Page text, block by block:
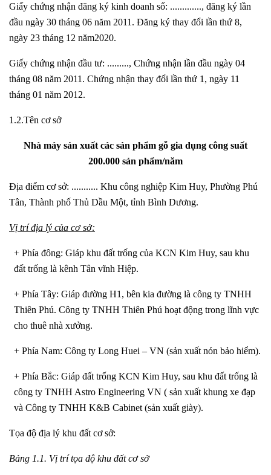
Giấy chứng nhận đăng ký kinh doanh số: ............., đăng ký lần
đầu ngày 30 tháng 06 năm 2011. Đăng ký thay đổi lần thứ 8,
ngày 23 tháng 12 năm2020.
Giấy chứng nhận đầu tư: ........., Chứng nhận lần đầu ngày 04
tháng 08 năm 2011. Chứng nhận thay đổi lần thứ 1, ngày 11
tháng 01 năm 2012.
1.2.Tên cơ sở
Nhà máy sản xuất các sản phẩm gỗ gia dụng công suất
200.000 sản phẩm/năm
Địa điểm cơ sở: ........... Khu công nghiệp Kim Huy, Phường Phú
Tân, Thành phố Thủ Dầu Một, tỉnh Bình Dương.
Vị trí địa lý của cơ sở:
+ Phía đông: Giáp khu đất trống của KCN Kim Huy, sau khu
đất trống là kênh Tân vĩnh Hiệp.
+ Phía Tây: Giáp đường H1, bên kia đường là công ty TNHH
Thiên Phú. Công ty TNHH Thiên Phú hoạt động trong lĩnh vực
cho thuê nhà xưởng.
+ Phía Nam: Công ty Long Huei – VN (sản xuất nón bảo hiểm).
+ Phía Bắc: Giáp đất trống KCN Kim Huy, sau khu đất trống là
công ty TNHH Astro Engineering VN ( sản xuất khung xe đạp
và Công ty TNHH K&B Cabinet (sản xuất giày).
Tọa độ địa lý khu đất cơ sở:
Bảng 1.1. Vị trí tọa độ khu đất cơ sở